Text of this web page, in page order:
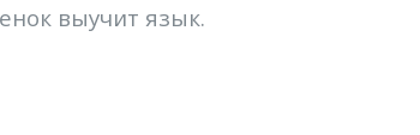
выучит язык.